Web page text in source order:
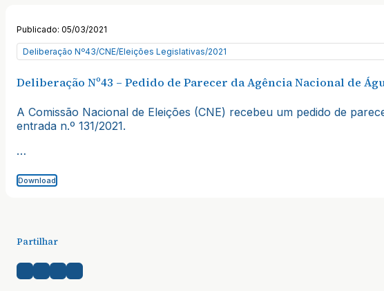
Publicado: 05/03/2021
Deliberação Nº43/CNE/Eleições Legislativas/2021
Deliberação Nº43 – Pedido de Parecer da Agência Nacional de
A Comissão Nacional de Eleições (CNE) recebeu um pedido de
entrada n.º 131/2021.
…
Download
Partilhar